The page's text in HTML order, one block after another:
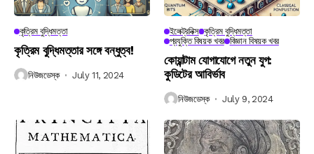
কৃত্রিম বুদ্ধিমত্তা
কৃত্রিম বুদ্ধিমত্তার সঙ্গে বন্ধুত্ব!
নিউজডেস্ক July 11, 2024
ইলেক্ট্রনিক্স কৃত্রিম বুদ্ধিমত্তা
প্রযুক্তি বিষয়ক খবর বিজ্ঞান বিষয়ক খবর
কোয়ান্টাম যোগাযোগে নতুন যুগ:
কুডিটের আবির্ভাব
নিউজডেস্ক July 9, 2024